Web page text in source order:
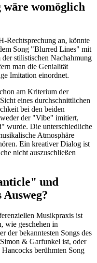
womöglich
Rechtsprechung an, könnte
Song "Blurred Lines" mit
stilistischen Nachahmung
man die Genialität
Imitation einordnet.
am Kriterium der
eines durchschnittlichen
bei den beiden
der "Vibe" imitiert,
wurde. Die unterschiedliche
Atmosphäre
Ein kreativer Dialog ist
nicht auszuschließen
und
Musikpraxis ist
wie geschehen in
der bekanntesten Songs des
& Garfunkel ist, oder
berühmten Song